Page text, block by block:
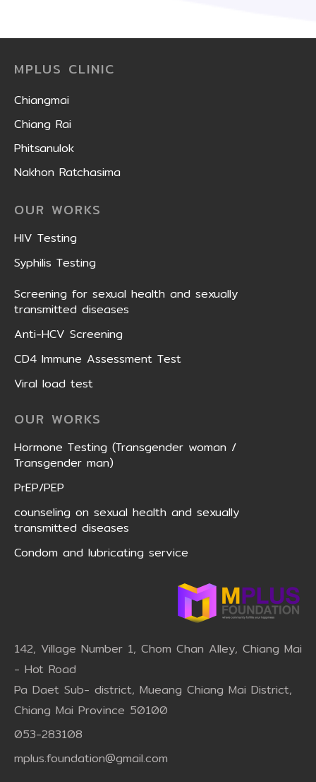
MPLUS CLINIC
Chiangmai
Chiang Rai
Phitsanulok
Nakhon Ratchasima
OUR WORKS
HIV Testing
Syphilis Testing
Screening for sexual health and sexually
transmitted diseases
Anti-HCV Screening
CD4 Immune Assessment Test
Viral load test
OUR WORKS
Hormone Testing (Transgender woman /
Transgender man)
PrEP/PEP
counseling on sexual health and sexually
transmitted diseases
Condom and lubricating service
142, Village Number 1, Chom Chan Alley, Chiang Mai
- Hot Road
Pa Daet Sub- district, Mueang Chiang Mai District,
Chiang Mai Province 50100
053-283108
mplus.foundation@gmail.com